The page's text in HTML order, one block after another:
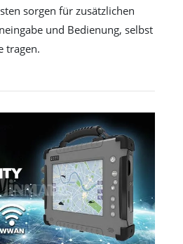
sorgen für zusätzlichen
und Bedienung, selbst
tragen.